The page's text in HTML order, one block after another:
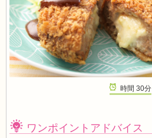
時間30分
ワンポイントアドバイス